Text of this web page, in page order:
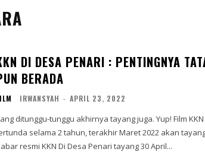
DI DESA PENARI : PENTINGNYA
BERADA
IRWANSYAH - APRIL 23, 2022
ditunggu-tunggu akhirnya tayang juga. Yup! Film
selama 2 tahun, terakhir Maret 2022 akan
resmi KKN Di Desa Penari tayang 30 April...